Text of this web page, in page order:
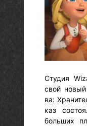
Сту­дия
свой
ва:
каз
боль­ших